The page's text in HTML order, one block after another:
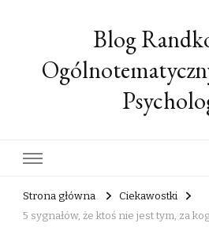
Blog
Strona główna
Ciekawostki
5 sygnałów, że ktoś nie jest tym, za